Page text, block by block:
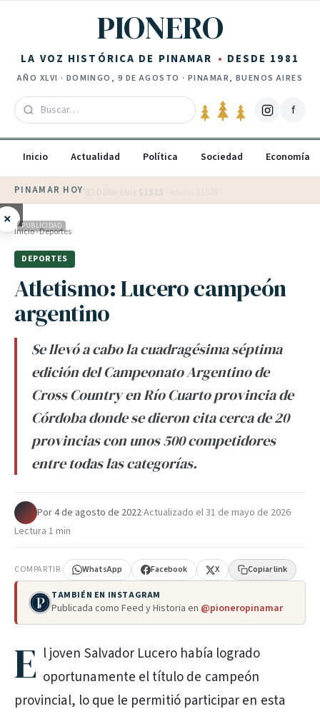
PIONERO
LA VOZ HISTÓRICA DE PINAMAR DESDE 1981
AÑO XLVI · DOMINGO, 9 DE AGOSTO · PINAMAR, BUENOS AIRES
f
Inicio Actualidad Política Sociedad Economía
PINAMAR HOY·
× PUBLICIDAD
Inicio›Deportes
DEPORTES
Atletismo: Lucero campeón
argentino
Se llevó a cabo la cuadragésima séptima
edición del Campeonato Argentino de
Cross Country en Río Cuarto provincia de
Córdoba donde se dieron cita cerca de 20
provincias con unos 500 competidores
entre todas las categorías.
Por·4 de agosto de 2022·Actualizado el31 de mayo de 2026·
Lectura 1 min
COMPARTIR WhatsApp Facebook X Copiar link
TAMBIÉN EN INSTAGRAM
Publicada como Feed y Historia en @pioneropinamar
E l joven Salvador Lucero había logrado
oportunamente el título de campeón
provincial, lo que le permitió participar en esta